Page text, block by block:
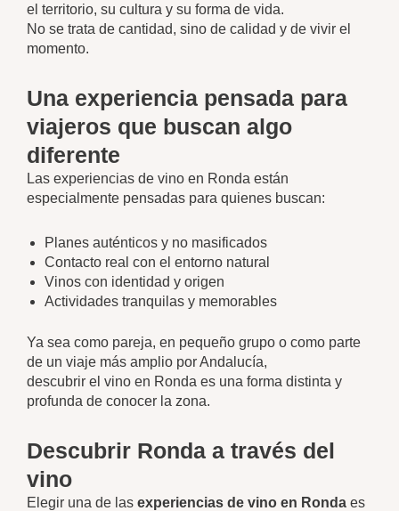
el territorio, su cultura y su forma de vida.
No se trata de cantidad, sino de calidad y de vivir el
momento.
Una experiencia pensada para
viajeros que buscan algo
diferente
Las experiencias de vino en Ronda están
especialmente pensadas para quienes buscan:
Planes auténticos y no masificados
Contacto real con el entorno natural
Vinos con identidad y origen
Actividades tranquilas y memorables
Ya sea como pareja, en pequeño grupo o como parte
de un viaje más amplio por Andalucía,
descubrir el vino en Ronda es una forma distinta y
profunda de conocer la zona.
Descubrir Ronda a través del
vino
Elegir una de las experiencias de vino en Ronda es